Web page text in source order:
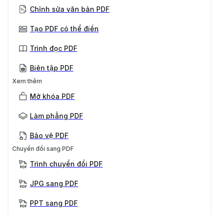
Chỉnh sửa văn bản PDF
Tạo PDF có thể điền
Trình đọc PDF
Biên tập PDF
Xem thêm
Mở khóa PDF
Làm phẳng PDF
Bảo vệ PDF
Chuyển đổi sang PDF
Trình chuyển đổi PDF
JPG sang PDF
PPT sang PDF